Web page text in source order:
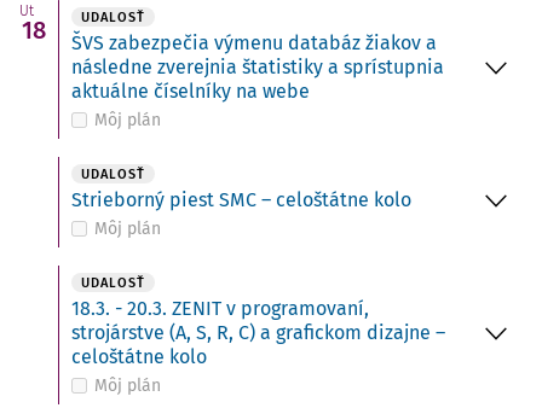
Ut
18 UDALOSŤ
ŠVS zabezpečia výmenu databáz žiakov a
následne zverejnia štatistiky a sprístupnia
aktuálne číselníky na webe
Môj plán
UDALOSŤ
Strieborný piest SMC – celoštátne kolo
Môj plán
UDALOSŤ
18.3. - 20.3. ZENIT v programovaní,
strojárstve (A, S, R, C) a grafickom dizajne –
celoštátne kolo
Môj plán